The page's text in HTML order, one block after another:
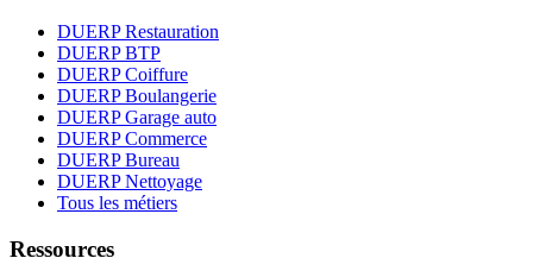
DUERP Restauration
DUERP BTP
DUERP Coiffure
DUERP Boulangerie
DUERP Garage auto
DUERP Commerce
DUERP Bureau
DUERP Nettoyage
Tous les métiers
Ressources